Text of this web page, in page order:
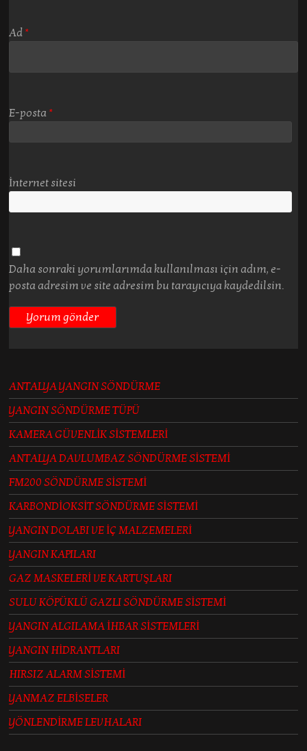
Ad *
E-posta *
İnternet sitesi
Daha sonraki yorumlarımda kullanılması için adım, e-
posta adresim ve site adresim bu tarayıcıya kaydedilsin.
ANTALYA YANGIN SÖNDÜRME
YANGIN SÖNDÜRME TÜPÜ
KAMERA GÜVENLİK SİSTEMLERİ
ANTALYA DAVLUMBAZ SÖNDÜRME SİSTEMİ
FM200 SÖNDÜRME SİSTEMİ
KARBONDİOKSİT SÖNDÜRME SİSTEMİ
YANGIN DOLABI VE İÇ MALZEMELERİ
YANGIN KAPILARI
GAZ MASKELERİ VE KARTUŞLARI
SULU KÖPÜKLÜ GAZLI SÖNDÜRME SİSTEMİ
YANGIN ALGILAMA İHBAR SİSTEMLERİ
YANGIN HİDRANTLARI
HIRSIZ ALARM SİSTEMİ
YANMAZ ELBİSELER
YÖNLENDİRME LEVHALARI